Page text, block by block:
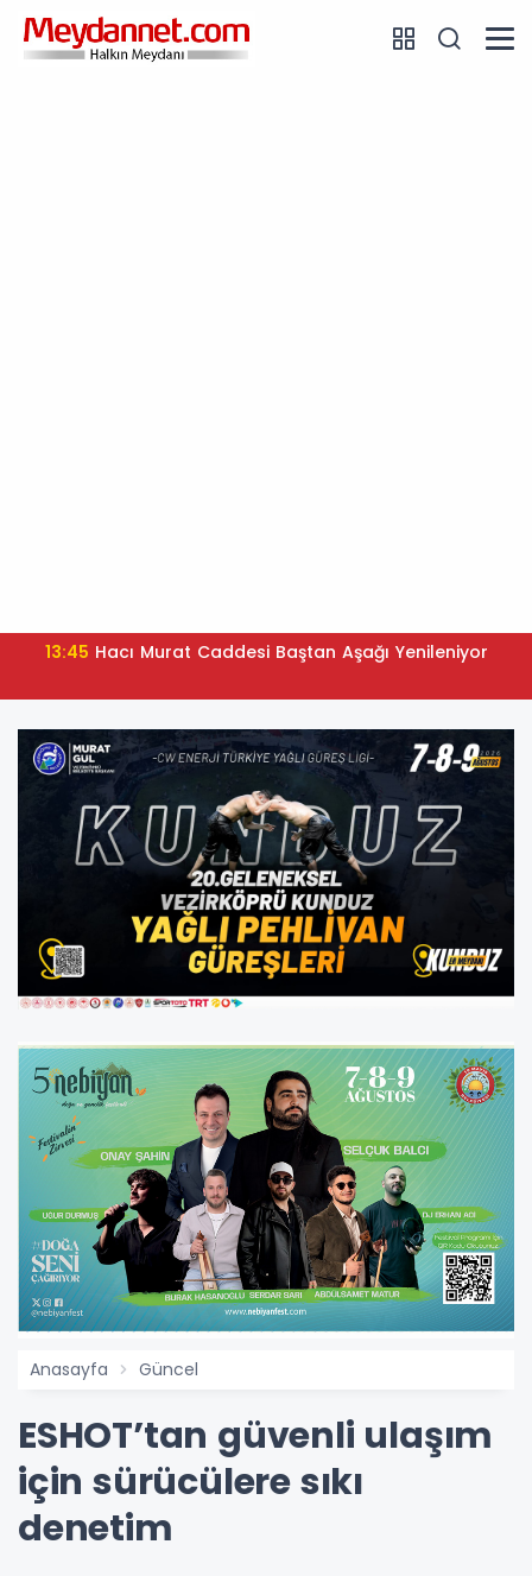
13:45 Hacı Murat Caddesi Baştan Aşağı Yenileniyor
Anasayfa Güncel
ESHOT’tan güvenli ulaşım
için sürücülere sıkı
denetim